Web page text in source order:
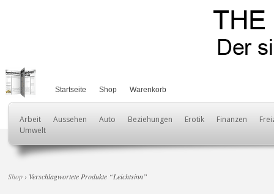
Startseite Shop Warenkorb
Arbeit Aussehen Auto Beziehungen Erotik Finanzen
Umwelt
Shop › Verschlagwortete Produkte “Leichtsinn”